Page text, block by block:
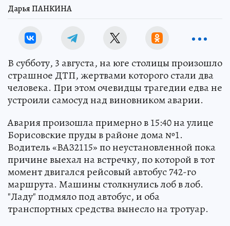
Дарья ПАНКИНА
В субботу, 3 августа, на юге столицы произошло
страшное ДТП, жертвами которого стали два
человека. При этом очевидцы трагедии едва не
устроили самосуд над виновником аварии.
Авария произошла примерно в 15:40 на улице
Борисовские пруды в районе дома №1.
Водитель «ВАЗ2115» по неустановленной пока
причине выехал на встречку, по которой в тот
момент двигался рейсовый автобус 742-го
маршрута. Машины столкнулись лоб в лоб.
"Ладу" подмяло под автобус, и оба
транспортных средства вынесло на тротуар.